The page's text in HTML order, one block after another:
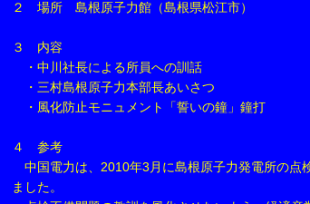
２ 場所 島根原子力館（島根県松江市）
３ 内容
・中川社長による所員への訓話
・三村島根原子力本部長あいさつ
・風化防止モニュメント「誓いの鐘」鐘打
４ 参考
中国電力は、2010年3月に島根原子力発電所の点
ました。